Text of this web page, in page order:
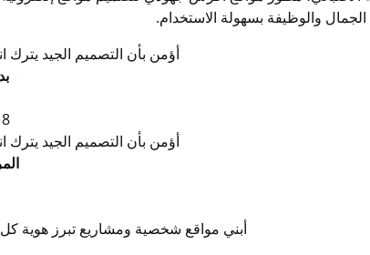
والوظيفة بسهولة الاستخدام.
أؤمن بأن التصميم الجيد يترك
أؤمن بأن التصميم الجيد يترك
أبني مواقع شخصية ومشاريع تبرز هوية